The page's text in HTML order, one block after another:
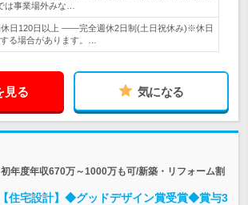
は事業場外みな…
日120日以上 ――完全週休2日制(土日祝休み)※休日
る場合があります。…
見る 気になる
年度年収670万～1000万も可/新築・リフォーム割
住宅設計】◆グッドデザイン賞受賞◆賞与3